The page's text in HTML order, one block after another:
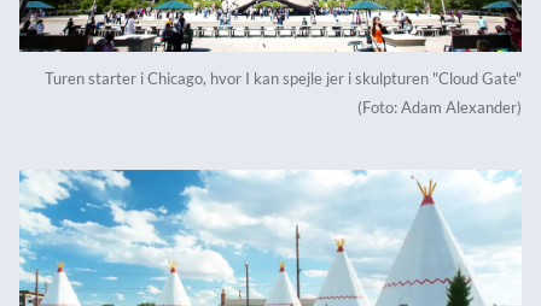
Turen starter i Chicago, hvor I kan spejle jer i skulpturen "Cloud Gate"
(Foto: Adam Alexander)